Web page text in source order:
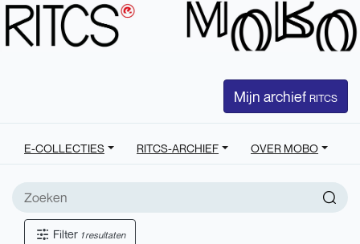
Mijn archief RITCS
E-COLLECTIES RITCS-ARCHIEF OVER MOBO
Filter 1 resultaten